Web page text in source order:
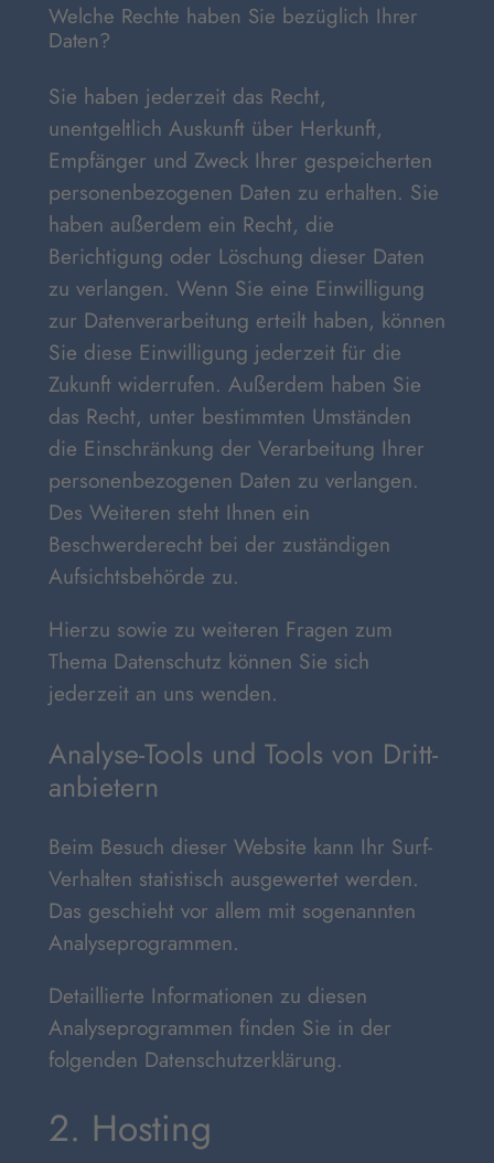
Welche Rechte haben Sie bezüglich Ihrer
Daten?
Sie haben jederzeit das Recht,
unentgeltlich Auskunft über Herkunft,
Empfänger und Zweck Ihrer gespeicherten
personenbezogenen Daten zu erhalten. Sie
haben außerdem ein Recht, die
Berichtigung oder Löschung dieser Daten
zu verlangen. Wenn Sie eine Einwilligung
zur Datenverarbeitung erteilt haben, können
Sie diese Einwilligung jederzeit für die
Zukunft widerrufen. Außerdem haben Sie
das Recht, unter bestimmten Umständen
die Einschränkung der Verarbeitung Ihrer
personenbezogenen Daten zu verlangen.
Des Weiteren steht Ihnen ein
Beschwerderecht bei der zuständigen
Aufsichtsbehörde zu.
Hierzu sowie zu weiteren Fragen zum
Thema Datenschutz können Sie sich
jederzeit an uns wenden.
Analyse-Tools und Tools von Dritt­
anbietern
Beim Besuch dieser Website kann Ihr Surf-
Verhalten statistisch ausgewertet werden.
Das geschieht vor allem mit sogenannten
Analyseprogrammen.
Detaillierte Informationen zu diesen
Analyseprogrammen finden Sie in der
folgenden Datenschutzerklärung.
2. Hosting